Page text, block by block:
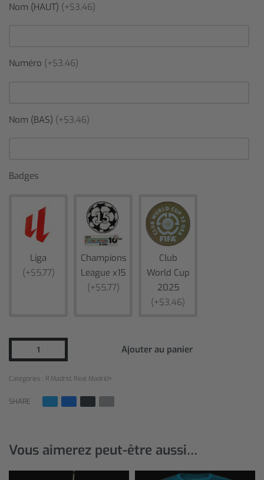
Nom (HAUT) (+$3,46)
Numéro (+$3,46)
Nom (BAS) (+$3,46)
Badges
Liga
(+$5,77)
Champions
League x15
(+$5,77)
Club
World Cup
2025
(+$3,46)
Ajouter au panier
Catégories : R.Madrid Real Madrid+
SHARE
Vous aimerez peut-être aussi…